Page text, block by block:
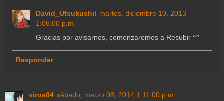
David_Utsukushii martes, diciembre 10, 2013
1:06:00 p.m.
Gracias por avisarnos, comenzaremos a Resubir ^^
Responder
virus04 sábado, marzo 08, 2014 1:11:00 p.m.